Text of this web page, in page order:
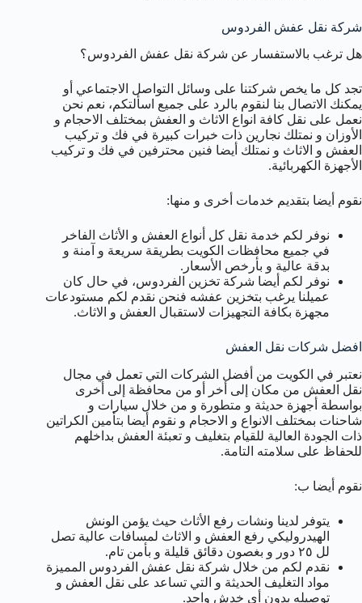
شركة نقل عفش الفردوس
هل ترغب بالاستفسار عن شركة نقل عفش الفردوس؟
تجد كل ما يخص شركتنا على وسائل التواصل الاجتماعي أو
يمكنك الاتصال بنا لنقوم بالرد على جميع اسألتكم، نعم نحن
نعمل على نقل كافة انواع الاثاث و العفش بمختلف الاحجام و
الأوزان و نمتلك نجارين ذات خبرات كبيرة في فك و تركيب
العفش و الاثاث و نمتلك أيضا فنين محترفين في فك و تركيب
الأجهزة الكهربائية.
نقوم أيضا بتقديم خدمات أخرى و منها:
نوفر لكم خدمة نقل كل أنواع العفش و الأثاث الفاخر
في جميع محافظات الكويت بطريقة سريعة و آمنة و
بدقة عالية و بأرخص الأسعار.
نوفر لكم أيضا شركة تخزين الفردوس، في حال كان
عميلنا يرغب بتخزين عفشه فنحن نقدم لكم مستودعات
مجهزة بكافة التجهيزات لاستقبال العفش و الاثاث.
افضل شركات نقل العفش
نعتبر في الكويت من أفضل الشركات التي تعمل في مجال
نقل العفش من مكان إلى أخر أو من محافظة إلى أخرى
بواسطة أجهزة حديثة و متطورة و من خلال سيارات و
شاحنات بمختلف الانواع و الاحجام و نقوم أيضا بتأمين الكراتين
ذات الجودة العالية للقيام بتغليف و تعبئة العفش بداخلهم
للحفاظ على سلامته التامة.
نقوم أيضا ب:
يتوفر لدينا ونشات رفع الأثاث حيث يؤمن الونش
الهيدروليكي رفع العفش و الاثاث لمسافات عالية تصل
لل ٢٥ دور و بغصون دقائق قليلة و بأمن تام.
نقدم لكم من خلال شركة نقل عفش الفردوس المميزة
مواد التغليف الحديثة و التي تساعد على نقل العفش و
توصيله بدون أي خدش واحد.